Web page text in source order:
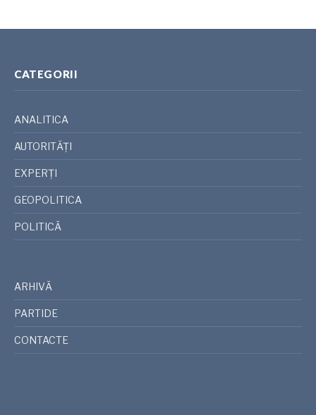
CATEGORII
ANALITICA
AUTORITĂȚI
EXPERȚI
GEOPOLITICA
POLITICĂ
ARHIVĂ
PARTIDE
CONTACTE